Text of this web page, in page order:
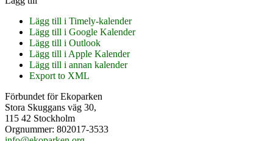
Lägg till i Timely-kalender
Lägg till i Google Kalender
Lägg till i Outlook
Lägg till i Apple Kalender
Lägg till i annan kalender
Export to XML
Footer
Förbundet för Ekoparken
Stora Skuggans väg 30,
115 42 Stockholm
Orgnummer: 802017-3533